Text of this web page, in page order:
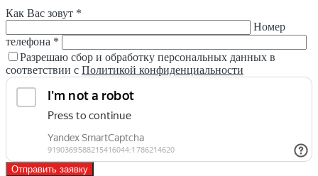
Как Вас зовут *
Номер
телефона *
Разрешаю сбор и обработку персональных данных в
соответствии с Политикой конфиденциальности
Отправить заявку